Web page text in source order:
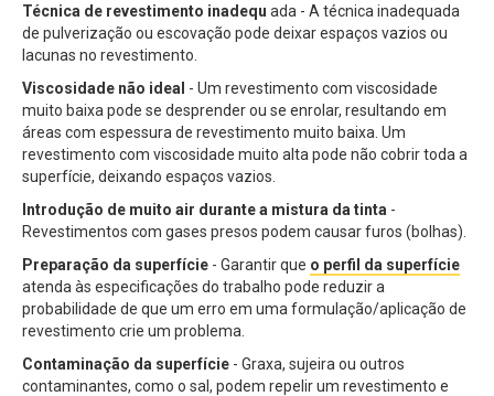
Técnica de revestimento inadequ ada - A técnica inadequada
de pulverização ou escovação pode deixar espaços vazios ou
lacunas no revestimento.
Viscosidade não ideal - Um revestimento com viscosidade
muito baixa pode se desprender ou se enrolar, resultando em
áreas com espessura de revestimento muito baixa. Um
revestimento com viscosidade muito alta pode não cobrir toda a
superfície, deixando espaços vazios.
Introdução de muito air durante a mistura da tinta -
Revestimentos com gases presos podem causar furos (bolhas).
Preparação da superfície - Garantir que o perfil da superfície
atenda às especificações do trabalho pode reduzir a
probabilidade de que um erro em uma formulação/aplicação de
revestimento crie um problema.
Contaminação da superfície - Graxa, sujeira ou outros
contaminantes, como o sal, podem repelir um revestimento e